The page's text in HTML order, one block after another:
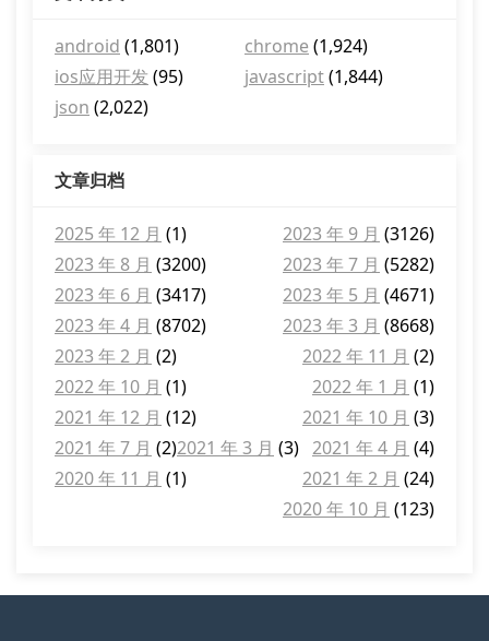
android (1,801) chrome (1,924)
ios应用开发 (95) javascript(1,844)
json (2,022)
文章归档
2025 年 12 月 (1) 2023 年 9 月 (3126)
2023 年 8 月 (3200) 2023 年 7 月 (5282)
2023 年 6 月 (3417) 2023 年 5 月 (4671)
2023 年 4 月 (8702) 2023 年 3 月 (8668)
2023 年 2 月 (2) 2022 年 11 月 (2)
2022 年 10 月 (1) 2022 年 1 月 (1)
2021 年 12 月 (12) 2021 年 10 月 (3)
2021 年 7 月 (2) 2021 年 4 月 (4)
2021 年 3 月 (3)
2021 年 2 月 (24)
2020 年 11 月 (1)
2020 年 10 月 (123)